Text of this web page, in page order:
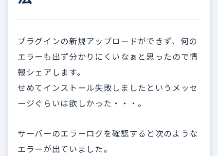
プラグインの新規アップロードができず、何の
エラーも出ず分かりにくいなぁと思ったので情
報シェアします。
せめてインストール失敗しましたというメッセ
ージぐらいは欲しかった・・・。
サーバーのエラーログを確認すると次のような
エラーが出ていました。